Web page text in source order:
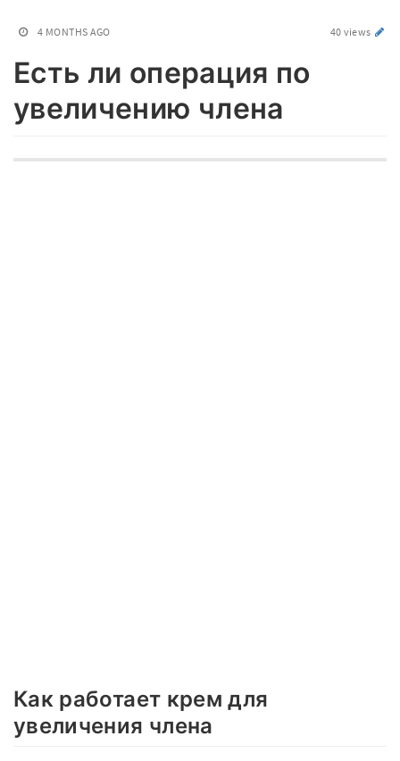
4 MONTHS AGO 40 views
Есть ли операция по
увеличению члена
Как работает крем для
увеличения члена